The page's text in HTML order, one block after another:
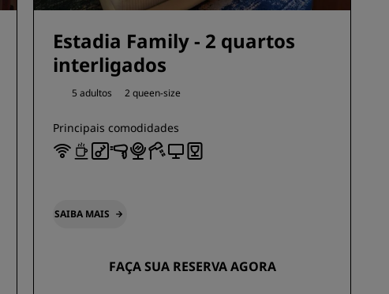
Estadia Family - 2 quartos
interligados
5 adultos 2 queen-size
Principais comodidades
SAIBA MAIS
FAÇA SUA RESERVA AGORA